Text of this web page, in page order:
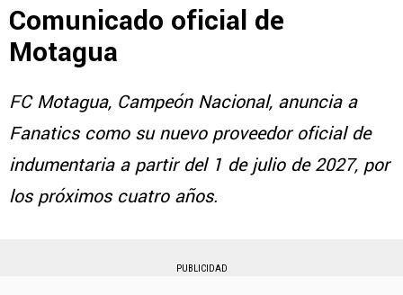
Comunicado oficial de
Motagua
FC Motagua, Campeón Nacional, anuncia a
Fanatics como su nuevo proveedor oficial de
indumentaria a partir del 1 de julio de 2027, por
los próximos cuatro años.
PUBLICIDAD